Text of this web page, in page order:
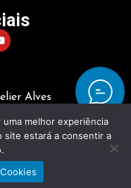
Alves
melhor experiência
site estará a consentir a